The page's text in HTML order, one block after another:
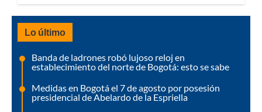
Lo último
Banda de ladrones robó lujoso reloj en
establecimiento del norte de Bogotá: esto se sabe
Medidas en Bogotá el 7 de agosto por posesión
presidencial de Abelardo de la Espriella